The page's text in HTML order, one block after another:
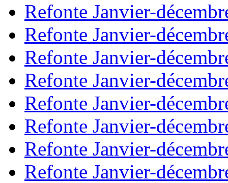
Refonte Janvier-
Refonte Janvier-
Refonte Janvier-
Refonte Janvier-
Refonte Janvier-
Refonte Janvier-
Refonte Janvier-
Refonte Janvier-